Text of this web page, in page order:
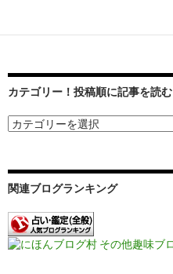
ゲ
シ
ョ
カテゴリー！投稿順に記事を読む
関連ブログランキング